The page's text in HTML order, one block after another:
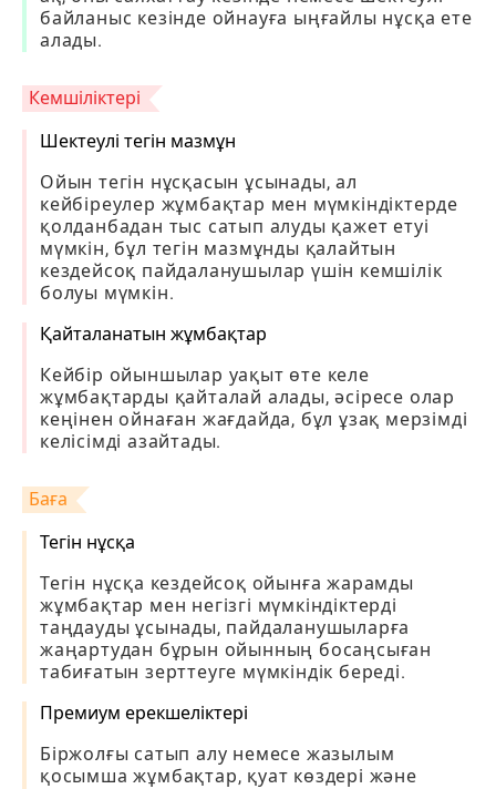
байланыс кезінде ойнауға ыңғайлы нұсқа ете
алады.
Кемшіліктері
Шектеулі тегін мазмұн
Ойын тегін нұсқасын ұсынады, ал
кейбіреулер жұмбақтар мен мүмкіндіктерде
қолданбадан тыс сатып алуды қажет етуі
мүмкін, бұл тегін мазмұнды қалайтын
кездейсоқ пайдаланушылар үшін кемшілік
болуы мүмкін.
Қайталанатын жұмбақтар
Кейбір ойыншылар уақыт өте келе
жұмбақтарды қайталай алады, әсіресе олар
кеңінен ойнаған жағдайда, бұл ұзақ мерзімді
келісімді азайтады.
Баға
Тегін нұсқа
Тегін нұсқа кездейсоқ ойынға жарамды
жұмбақтар мен негізгі мүмкіндіктерді
таңдауды ұсынады, пайдаланушыларға
жаңартудан бұрын ойынның босаңсыған
табиғатын зерттеуге мүмкіндік береді.
Премиум ерекшеліктері
Біржолғы сатып алу немесе жазылым
қосымша жұмбақтар, қуат көздері және